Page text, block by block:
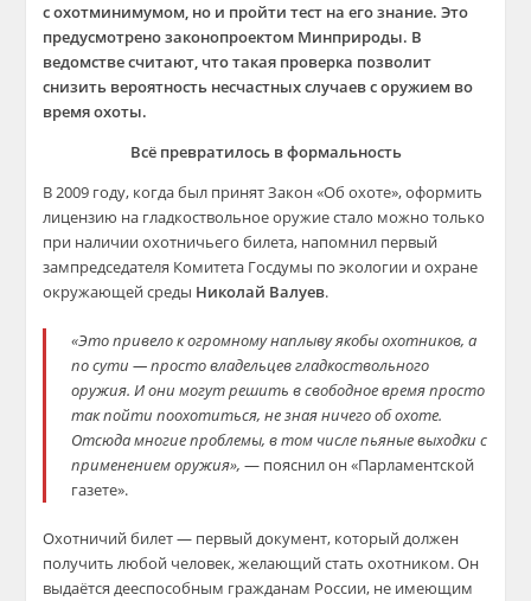
с охотминимумом, но и пройти тест на его знание. Это
предусмотрено законопроектом Минприроды. В
ведомстве считают, что такая проверка позволит
снизить вероятность несчастных случаев с оружием во
время охоты.
Всё превратилось в формальность
В 2009 году, когда был принят Закон «Об охоте», оформить
лицензию на гладкоствольное оружие стало можно только
при наличии охотничьего билета, напомнил​ первый
зампредседателя Комитета Госдумы по экологии и охране
окружающей среды​ Николай Валуев.
«Это привело к огромному наплыву якобы охотников, а
по сути — просто владельцев гладкоствольного
оружия. И они могут решить в свободное время просто
так пойти поохотиться, не зная ничего об охоте.
Отсюда многие проблемы, в том числе пьяные выходки с
применением оружия», — пояснил он «Парламентской
газете».
Охотничий билет — первый документ, который должен
получить любой человек, желающий стать охотником. Он
выдаётся дееспособным гражданам России, не имеющим